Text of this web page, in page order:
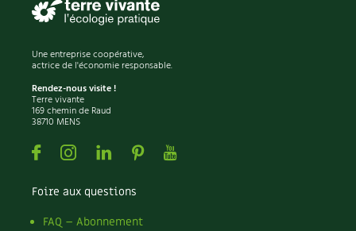
Une entreprise coopérative,
actrice de l'économie responsable.
Rendez-nous visite !
Terre vivante
169 chemin de Raud
38710 MENS
FacebookInstagramLinkedin
PinterestYoutube
Foire aux questions
FAQ – Abonnement